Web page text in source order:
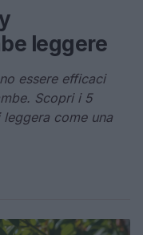
leggere
essere efficaci
Scopri i 5
come una